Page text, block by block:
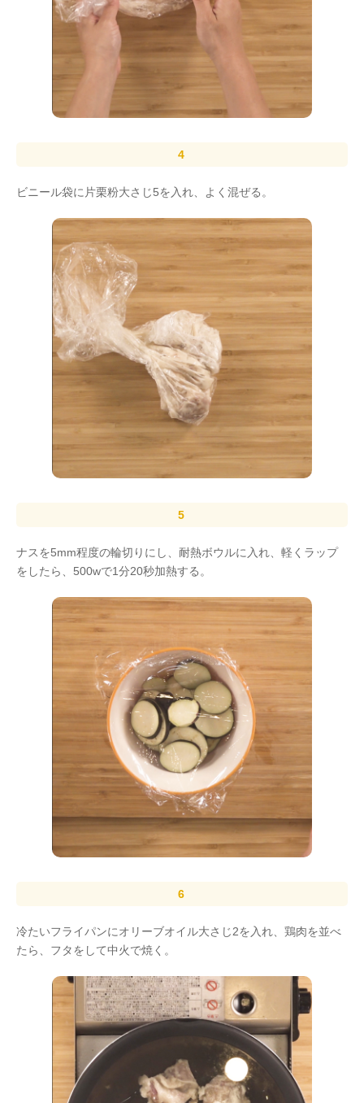
ビニール袋に片栗粉大さじ5を入れ、よく混ぜる。
ナスを5mm程度の輪切りにし、耐熱ボウルに入れ、軽くラップ
をしたら、500wで1分20秒加熱する。
冷たいフライパンにオリーブオイル大さじ2を入れ、鶏肉を並べ
たら、フタをして中火で焼く。